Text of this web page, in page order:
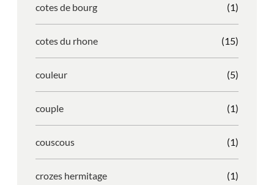
cotes de bourg (1)
cotes du rhone (15)
couleur (5)
couple (1)
couscous (1)
crozes hermitage (1)